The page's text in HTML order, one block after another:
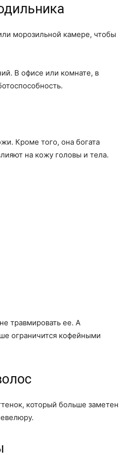
морозильной камере, чтобы
В офисе или комнате, в
Кроме того, она богата
на кожу головы и тела.
травмировать ее. А
ограничится кофейными
который больше заметен